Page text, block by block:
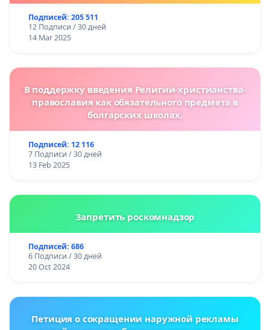
за преступления против животных!
Подписей: 205 511
12 Подписи / 30 дней
14 Mar 2025
В поддержку введения Религии-христианства-
православия как обязательного предмета в
болгарских школах.
Подписей: 12 116
7 Подписи / 30 дней
13 Feb 2025
Запретить роскомнадзор
Подписей: 686
6 Подписи / 30 дней
20 Oct 2024
Петиция о сокращении наружной рекламы